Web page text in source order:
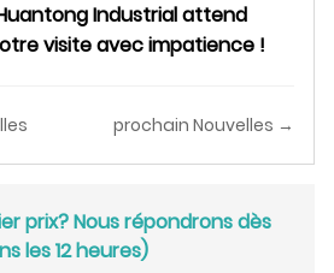
Industrial attend
visite avec impatience !
prochain Nouvelles →
prix? Nous répondrons dès
les 12 heures)